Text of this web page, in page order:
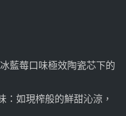
藍莓口味極效陶瓷芯下的
：如現榨般的鮮甜沁涼，